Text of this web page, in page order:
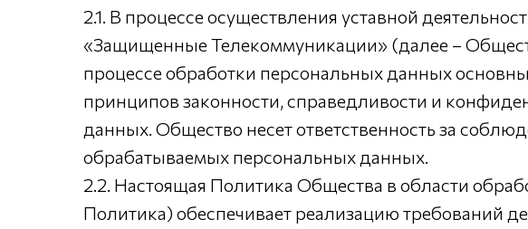
2.1. В процессе осуществления уставной
«Защищенные Телекоммуникации» (далее –
процессе обработки персональных данных
принципов законности, справедливости и
данных. Общество несет ответственность за
обрабатываемых персональных данных.
2.2. Настоящая Политика Общества в области
Политика) обеспечивает реализацию требований